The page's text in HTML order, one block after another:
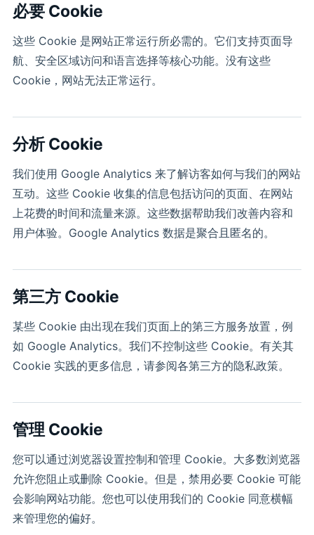
必要 Cookie
这些 Cookie 是网站正常运行所必需的。它们支持页面导
航、安全区域访问和语言选择等核心功能。没有这些
Cookie，网站无法正常运行。
分析 Cookie
我们使用 Google Analytics 来了解访客如何与我们的网站
互动。这些 Cookie 收集的信息包括访问的页面、在网站
上花费的时间和流量来源。这些数据帮助我们改善内容和
用户体验。Google Analytics 数据是聚合且匿名的。
第三方 Cookie
某些 Cookie 由出现在我们页面上的第三方服务放置，例
如 Google Analytics。我们不控制这些 Cookie。有关其
Cookie 实践的更多信息，请参阅各第三方的隐私政策。
管理 Cookie
您可以通过浏览器设置控制和管理 Cookie。大多数浏览器
允许您阻止或删除 Cookie。但是，禁用必要 Cookie 可能
会影响网站功能。您也可以使用我们的 Cookie 同意横幅
来管理您的偏好。